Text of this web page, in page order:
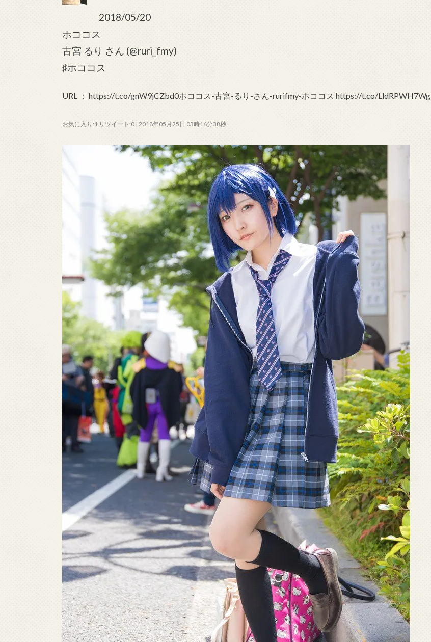
2018/05/20
ホココス
古宮 るり さん (@ruri_fmy)
♯ホココス
URL ： https://t.co/gnW9jCZbd0ホココス-古宮-るり-さん-rurifmy-ホココス https://t.co/LldRPWH7Wg
お気に入り:1 リツイート:0 | 2018年05月25日 03時16分38秒